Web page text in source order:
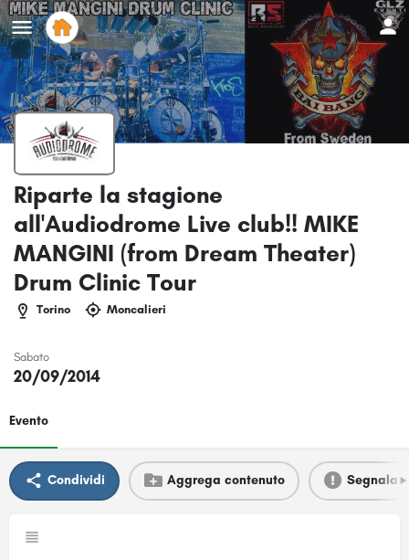
Riparte la stagione
all'Audiodrome Live club!! MIKE
MANGINI (from Dream Theater)
Drum Clinic Tour
Torino Moncalieri
Sabato
20/09/2014
Evento
Condividi Aggrega contenuto Segnala